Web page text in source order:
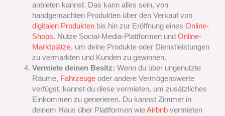
anbieten kannst. Das kann alles sein, von
handgemachten Produkten über den Verkauf von
digitalen Produktenbis hin zur Eröffnung eines Online-
Shops. Nutze Social-Media-Plattformen und Online-
Marktplätze, um deine Produkte oder Dienstleistungen
zu vermarkten und Kunden zu gewinnen.
Vermiete deinen Besitz: Wenn du über ungenutzte
Räume, Fahrzeugeoder andere Vermögenswerte
verfügst, kannst du diese vermieten, um zusätzliches
Einkommen zu generieren. Du kannst Zimmer in
deinem Haus über Plattformen wieAirbnbvermieten